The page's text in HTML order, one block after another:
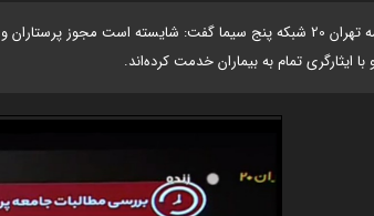
رئیس کل سازمان نظام پرستاری در برنامه تهران 20 شبکه پنج
ایثارگری تمام به بیماران خدمت کرده‌اند.